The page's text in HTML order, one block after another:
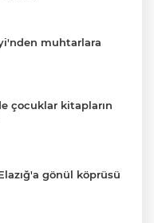
muhtarlara
çocuklar kitapların
gönül köprüsü